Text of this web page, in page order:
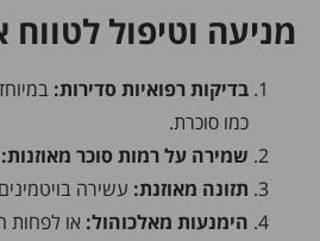
מניעה וטיפול לטווח
בדיקות רפואיות סדירות:
כמו סוכרת.
שמירה על רמות סוכר מאוזנות:
תזונה מאוזנת: עשירה
הימנעות מאלכוהול: או לפחות